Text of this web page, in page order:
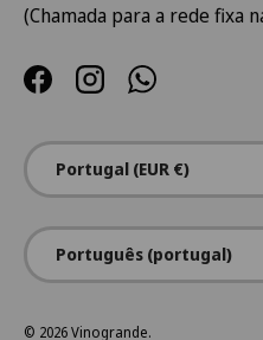
(Chamada para a rede fixa
FacebookInstagramWhatsApp
País/Região
Portugal (EUR €)
Idioma
Português (portugal)
© 2026Vinogrande.